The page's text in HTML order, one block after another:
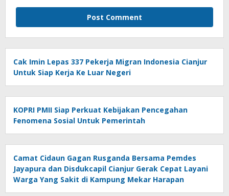
Cak Imin Lepas 337 Pekerja Migran Indonesia Cianjur
Untuk Siap Kerja Ke Luar Negeri
KOPRI PMII Siap Perkuat Kebijakan Pencegahan
Fenomena Sosial Untuk Pemerintah
Camat Cidaun Gagan Rusganda Bersama Pemdes
Jayapura dan Disdukcapil Cianjur Gerak Cepat Layani
Warga Yang Sakit di Kampung Mekar Harapan